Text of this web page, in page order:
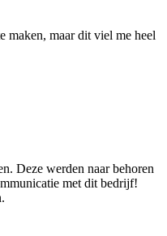
maken, maar dit viel me heel
Deze werden naar behoren
met dit bedrijf!